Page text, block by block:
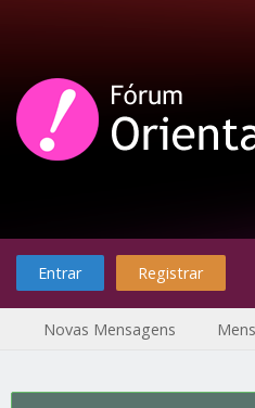
Entrar Registrar
Novas Mensagens